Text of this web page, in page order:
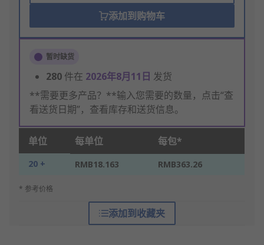
添加到购物车
暂时缺货
280 件在 2026年8月11日 发货
**需要更多产品？**输入您需要的数量，点击“查
看送货日期”，查看库存和送货信息。
单位 每单位 每包*
20 + RMB18.163 RMB363.26
* 参考价格
添加到收藏夹